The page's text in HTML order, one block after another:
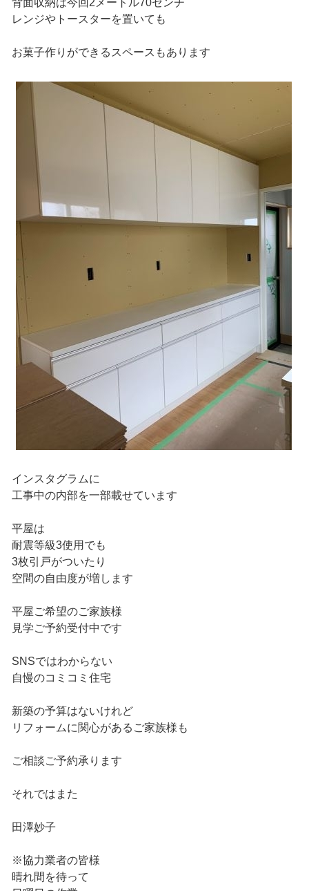
背面収納は今回2メートル70センチ
レンジやトースターを置いても
お菓子作りができるスペースもあります
インスタグラムに
工事中の内部を一部載せています
平屋は
耐震等級3使用でも
3枚引戸がついたり
空間の自由度が増します
平屋ご希望のご家族様
見学ご予約受付中です
SNSではわからない
自慢のコミコミ住宅
新築の予算はないけれど
リフォームに関心があるご家族様も
ご相談ご予約承ります
それではまた
田澤妙子
※協力業者の皆様
晴れ間を待って